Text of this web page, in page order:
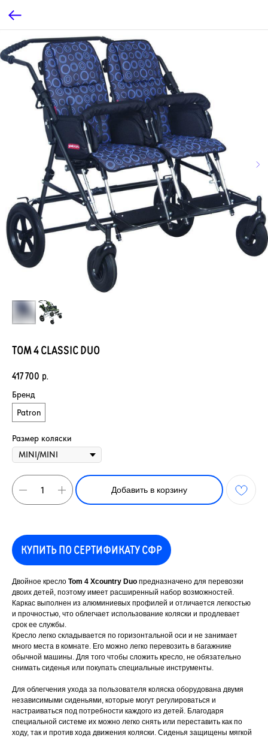
TOM 4 CLASSIC DUO
417 700 р.
Бренд
Patron
Размер коляски
Добавить в корзину
КУПИТЬ ПО СЕРТИФИКАТУ СФР
Двойное кресло Tom 4 Xcountry Duo предназначено для перевозки
двоих детей, поэтому имеет расширенный набор возможностей.
Каркас выполнен из алюминиевых профилей и отличается легкостью
и прочностью, что облегчает использование коляски и продлевает
срок ее службы.
Кресло легко складывается по горизонтальной оси и не занимает
много места в комнате. Его можно легко перевозить в багажнике
обычной машины. Для того чтобы сложить кресло, не обязательно
снимать сиденья или покупать специальные инструменты.
Для облегчения ухода за пользователя коляска оборудована двумя
независимыми сиденьями, которые могут регулироваться и
настраиваться под потребности каждого из детей. Благодаря
специальной системе их можно легко снять или переставить как по
ходу, так и против хода движения коляски. Сиденья защищены мягкой